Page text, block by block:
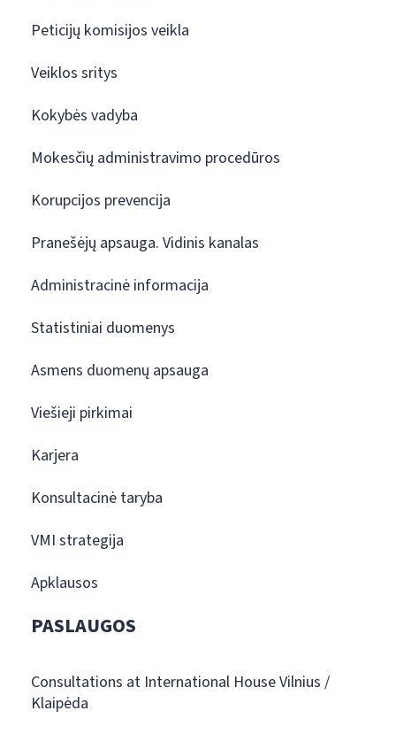
Peticijų komisijos veikla
Veiklos sritys
Kokybės vadyba
Mokesčių administravimo procedūros
Korupcijos prevencija
Pranešėjų apsauga. Vidinis kanalas
Administracinė informacija
Statistiniai duomenys
Asmens duomenų apsauga
Viešieji pirkimai
Karjera
Konsultacinė taryba
VMI strategija
Apklausos
PASLAUGOS
Consultations at International House Vilnius /
Klaipėda